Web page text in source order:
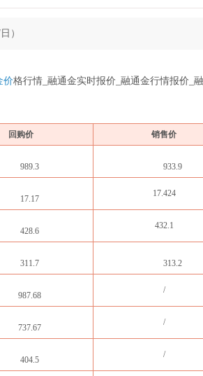
）
价格行情_融通金实时报价_融通金行情报价_
回购价 销售价
989.3 933.9
17.17
17.424
428.6
432.1
311.7 313.2
987.68
/
737.67
/
404.5
/